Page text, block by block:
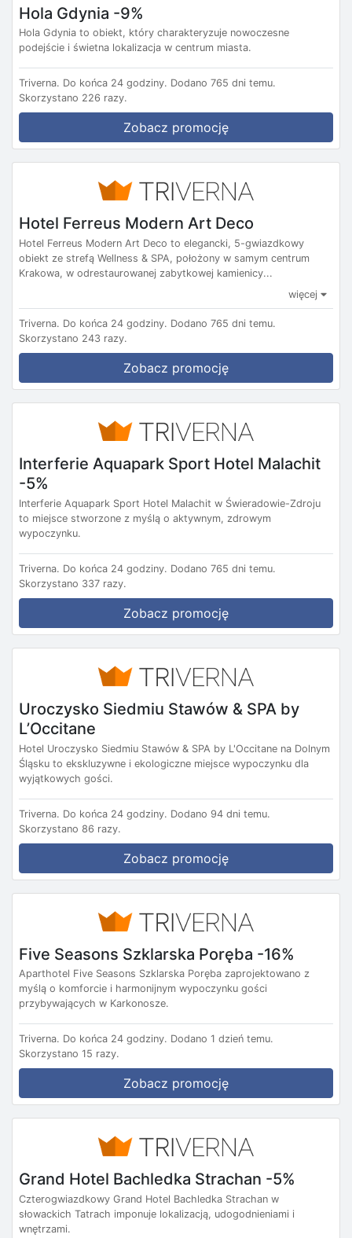
Hola Gdynia -9%
Hola Gdynia to obiekt, który charakteryzuje nowoczesne
podejście i świetna lokalizacja w centrum miasta.
Triverna. Do końca 24 godziny. Dodano 765 dni temu.
Skorzystano 226 razy.
Zobacz promocję
Hotel Ferreus Modern Art Deco
Hotel Ferreus Modern Art Deco to elegancki, 5-gwiazdkowy
obiekt ze strefą Wellness & SPA, położony w samym centrum
Krakowa, w odrestaurowanej zabytkowej kamienicy...
więcej
Triverna. Do końca 24 godziny. Dodano 765 dni temu.
Skorzystano 243 razy.
Zobacz promocję
Interferie Aquapark Sport Hotel Malachit
-5%
Interferie Aquapark Sport Hotel Malachit w Świeradowie-Zdroju
to miejsce stworzone z myślą o aktywnym, zdrowym
wypoczynku.
Triverna. Do końca 24 godziny. Dodano 765 dni temu.
Skorzystano 337 razy.
Zobacz promocję
Uroczysko Siedmiu Stawów & SPA by
L’Occitane
Hotel Uroczysko Siedmiu Stawów & SPA by L'Occitane na Dolnym
Śląsku to ekskluzywne i ekologiczne miejsce wypoczynku dla
wyjątkowych gości.
Triverna. Do końca 24 godziny. Dodano 94 dni temu.
Skorzystano 86 razy.
Zobacz promocję
Five Seasons Szklarska Poręba -16%
Aparthotel Five Seasons Szklarska Poręba zaprojektowano z
myślą o komforcie i harmonijnym wypoczynku gości
przybywających w Karkonosze.
Triverna. Do końca 24 godziny. Dodano 1 dzień temu.
Skorzystano 15 razy.
Zobacz promocję
Grand Hotel Bachledka Strachan -5%
Czterogwiazdkowy Grand Hotel Bachledka Strachan w
słowackich Tatrach imponuje lokalizacją, udogodnieniami i
wnętrzami.